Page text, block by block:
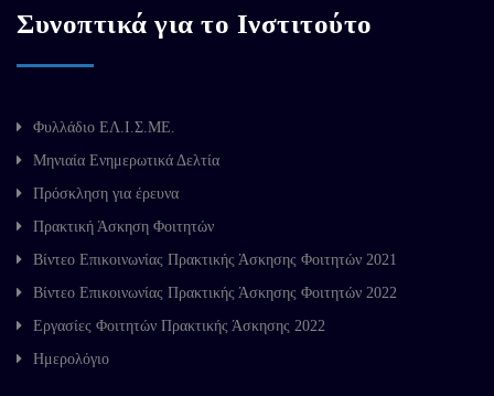
Συνοπτικά για το Ινστιτούτο
Φυλλάδιο ΕΛ.Ι.Σ.ΜΕ.
Μηνιαία Ενημερωτικά Δελτία
Πρόσκληση για έρευνα
Πρακτική Άσκηση Φοιτητών
Βίντεο Επικοινωνίας Πρακτικής Άσκησης Φοιτητών 2021
Βίντεο Επικοινωνίας Πρακτικής Άσκησης Φοιτητών 2022
Εργασίες Φοιτητών Πρακτικής Άσκησης 2022
Ημερολόγιο